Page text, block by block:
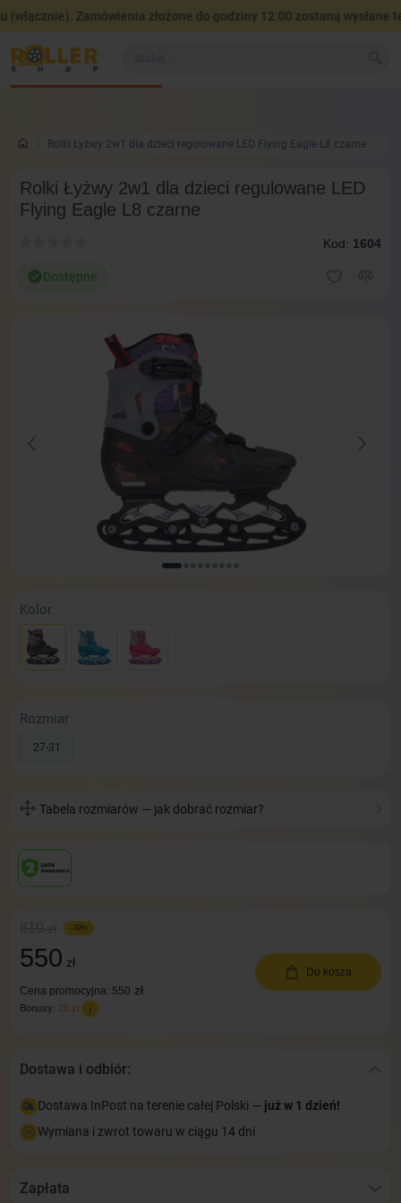
Zamówienia złożone do godziny 12:00 zostaną wysłane
Rolki Łyżwy 2w1 dla dzieci regulowane LED Flying Eagle L8 czarne
Wszystko o produkcie
Rolki Łyżwy 2w1 dla dzieci regulowane LED
Flying Eagle L8 czarne
Dostępne
Kod: 1604
Kolor
Rozmiar
27-31
Tabela rozmiarów — jak dobrać rozmiar?
-32%
550 zł
Cena promocyjna: 550 zł
Bonusy: 28 zł
Do kosza
Dostawa i odbiór:
Dostawa InPost na terenie całej Polski — już w 1 dzień!
Wymiana i zwrot towaru w ciągu 14 dni
Zapłata